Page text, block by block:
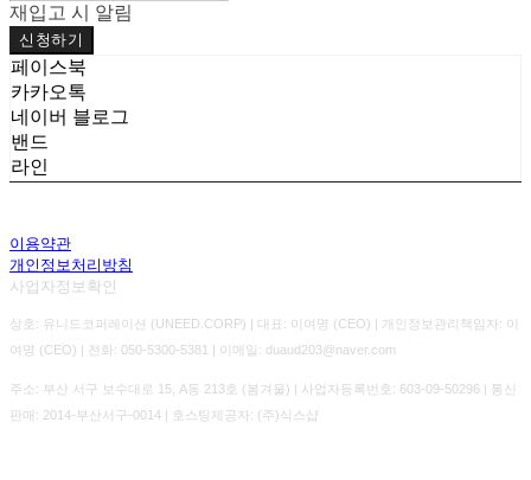
재입고 시 알림
신청하기
페이스북
카카오톡
네이버 블로그
밴드
라인
이용약관
개인정보처리방침
사업자정보확인
상호: 유니드코퍼레이션 (UNEED.CORP) | 대표: 이여명 (CEO) | 개인정보관리책임자: 이
여명 (CEO) | 전화: 050-5300-5381 | 이메일: duaud203@naver.com
주소: 부산 서구 보수대로 15, A동 213호 (봄겨울) | 사업자등록번호: 603-09-50296 | 통신
판매: 2014-부산서구-0014 | 호스팅제공자: (주)식스샵